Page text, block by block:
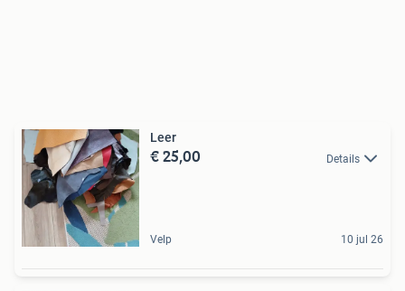
Leer
€ 25,00 Details
Velp 10 jul 26